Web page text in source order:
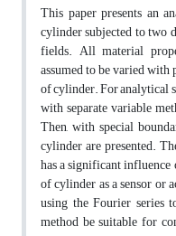
This paper presents an
cylinder subjected to two
fields. All material
assumed to be varied
of cylinder. For analytical
with separate variable
Then, with special
cylinder are presented.
has a significant
of cylinder as a sensor or
using the Fourier series
method be suitable for